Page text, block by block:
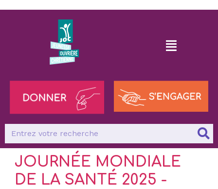
JOURNÉE MONDIALE
DE LA SANTÉ 2025 -